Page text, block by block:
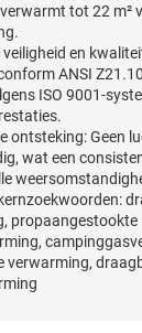
tot 22 m²
en
ANSI
ISO 9001-
ontsteking: Geen
wat een
propaangestookte
verwarming,